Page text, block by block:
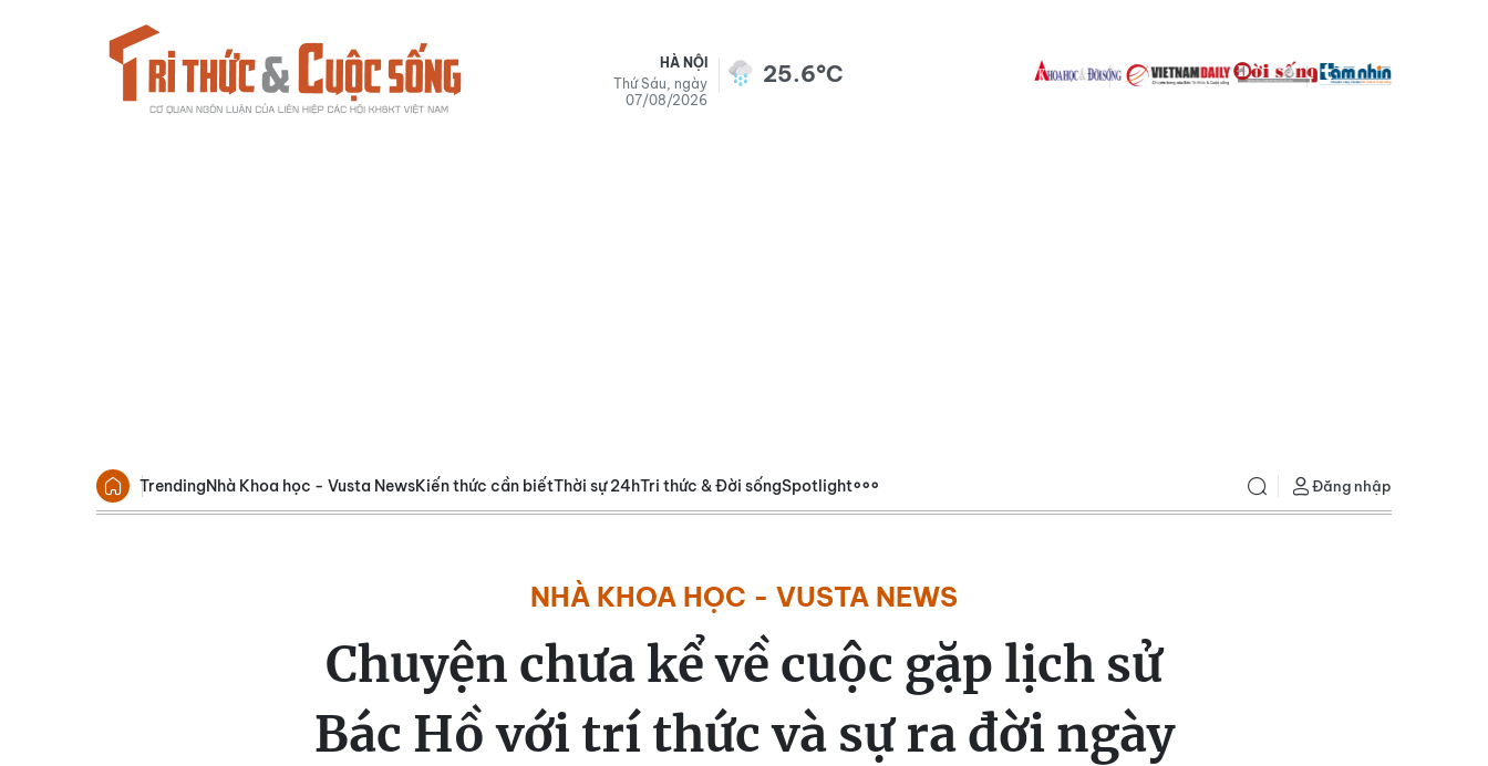
HÀ NỘI
Thứ Sáu, ngày
07/08/2026
25.6°C
TrendingNhà Khoa học - Vusta NewsKiến thức cần biếtThời sự 24hTri thức & Đời sốngSpotlight Đăng nhập
NHÀ KHOA HỌC - VUSTA NEWS
Chuyện chưa kể về cuộc gặp lịch sử
Bác Hồ với trí thức và sự ra đời ngày